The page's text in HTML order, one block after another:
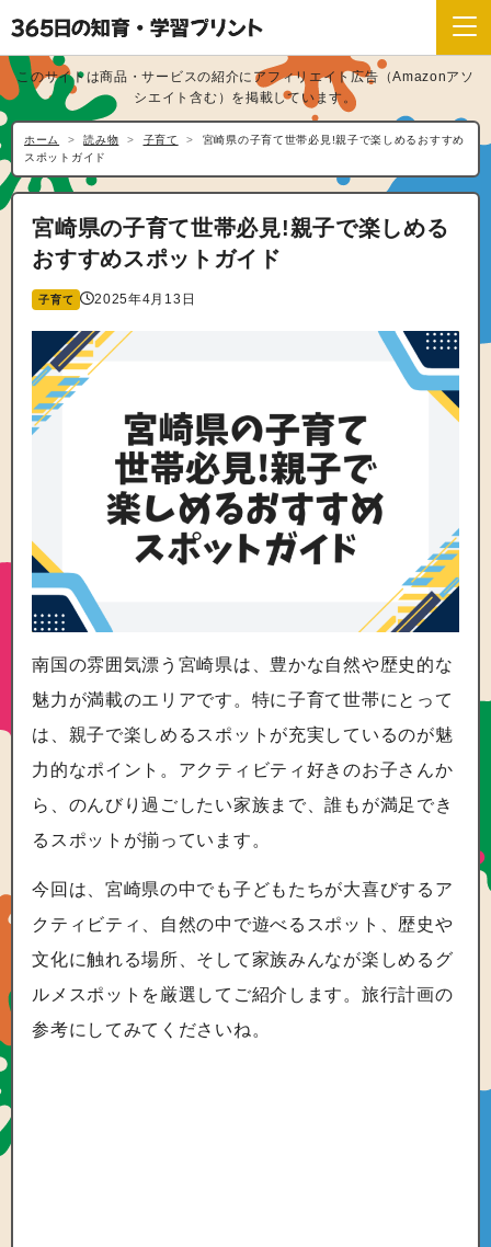
このサイトは商品・サービスの紹介にアフィリエイト広告（Amazonアソ
シエイト含む）を掲載しています。
ホーム 読み物 子育て
宮崎県の子育て世帯必見!親子で楽しめるおすすめ
スポットガイド
宮崎県の子育て世帯必見!親子で楽しめる
おすすめスポットガイド
子育て 2025年4月13日
南国の雰囲気漂う宮崎県は、豊かな自然や歴史的な
魅力が満載のエリアです。特に子育て世帯にとって
は、親子で楽しめるスポットが充実しているのが魅
力的なポイント。アクティビティ好きのお子さんか
ら、のんびり過ごしたい家族まで、誰もが満足でき
るスポットが揃っています。
今回は、宮崎県の中でも子どもたちが大喜びするア
クティビティ、自然の中で遊べるスポット、歴史や
文化に触れる場所、そして家族みんなが楽しめるグ
ルメスポットを厳選してご紹介します。旅行計画の
参考にしてみてくださいね。